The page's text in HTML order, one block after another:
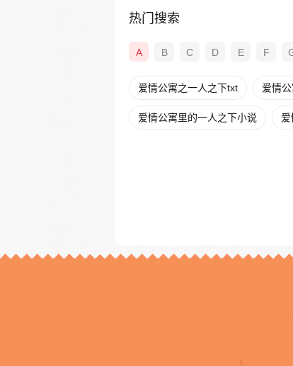
热门搜索
A B C D E F
爱情公寓之一人之下txt 爱情
爱情公寓里的一人之下小说